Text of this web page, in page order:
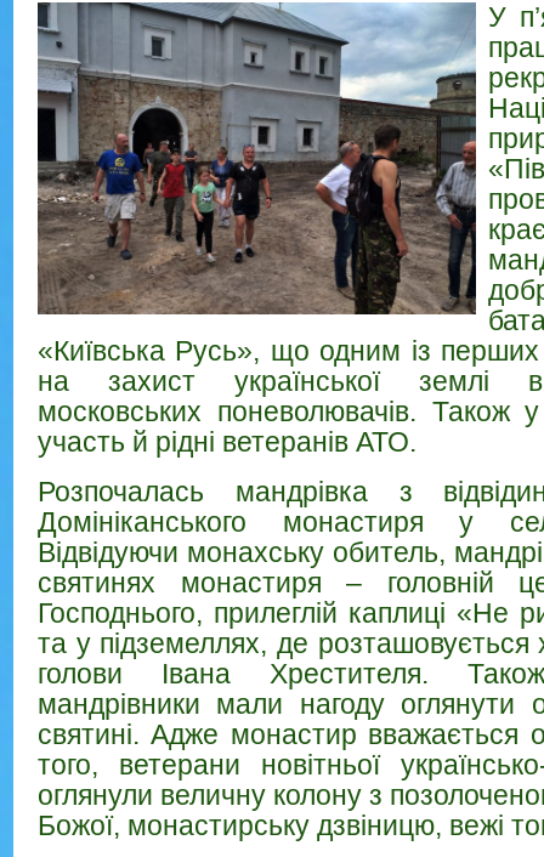
У
«Київська Русь», що одним із
на захист української землі
московських поневолювачів. Також
участь й рідні ветеранів АТО.
Розпочалась мандрівка з
Домініканського монастиря у
Відвідуючи монахську обитель,
святинях монастиря – головній
Господнього, прилеглій каплиці «Не
та у підземеллях, де розташовується
голови Івана Хрестителя.
мандрівники мали нагоду оглянути
святині. Адже монастир вважається
того, ветерани новітньої
оглянули величну колону з
Божої, монастирську дзвіницю, вежі